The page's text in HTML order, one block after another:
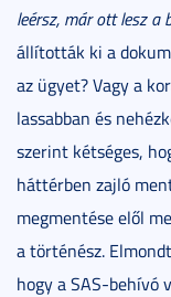
leérsz, már ott lesz a
állították ki a
az ügyet? Vagy a
lassabban és
szerint kétséges,
háttérben zajló
megmentése elől
a történész.
hogy a SAS-behívó